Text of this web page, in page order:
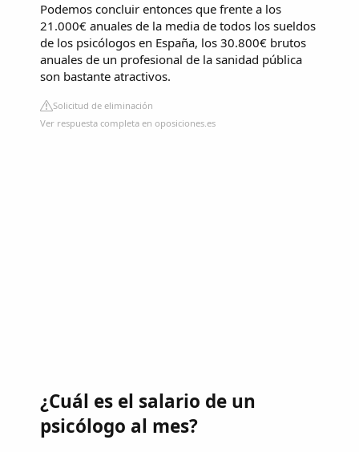
Podemos concluir entonces que frente a los
21.000€ anuales de la media de todos los sueldos
de los psicólogos en España, los 30.800€ brutos
anuales de un profesional de la sanidad pública
son bastante atractivos.
Solicitud de eliminación
Ver respuesta completa en oposiciones.es
¿Cuál es el salario de un
psicólogo al mes?